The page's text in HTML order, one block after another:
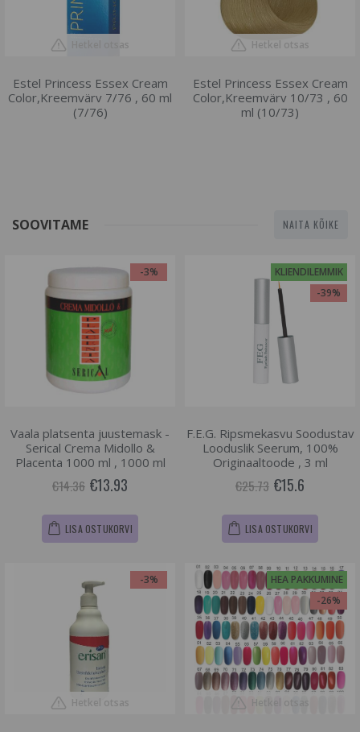
Hetkel otsas
Estel Princess Essex Cream
Color,Kreemvärv 7/76 , 60 ml
(7/76)
Hetkel otsas
Estel Princess Essex Cream
Color,Kreemvärv 10/73 , 60
ml (10/73)
SOOVITAME NAITA KÕIKE
-3%
Vaala platsenta juustemask -
Serical Crema Midollo &
Placenta 1000 ml , 1000 ml
€14.36 €13.93
LISA OSTUKORVI
KLIENDILEMMIK
-39%
F.E.G. Ripsmekasvu Soodustav
Looduslik Seerum, 100%
Originaaltoode , 3 ml
€25.73 €15.6
LISA OSTUKORVI
-3%
Hetkel otsas
HEA PAKKUMINE
-26%
Hetkel otsas